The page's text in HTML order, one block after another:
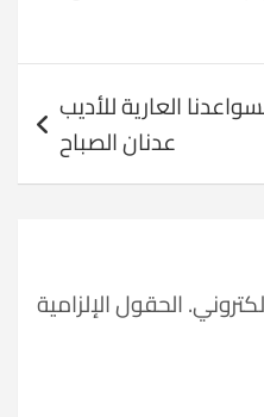
العارية للأديب
عدنان الصباح
الحقول الإلزامية